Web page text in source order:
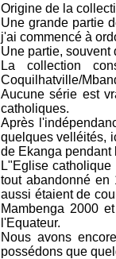
Origine de la
Une grande partie
j'ai commencé à
Une partie, souvent
La collection
Coquilhatville/
Aucune série est
catholiques.
Après
quelques velléités,
de Ekanga pendant
L"Eglise
tout abandonné en
aussi étaient de
Mambenga 2000
l'Equateur.
Nous avons
possédons que